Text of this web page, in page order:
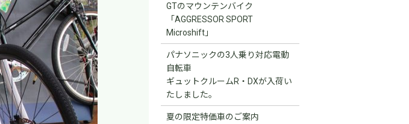
GTのマウンテンバイク
「AGGRESSOR SPORT
Microshift」
パナソニックの3人乗り対応電動
自転車
ギュットクルームR・DXが入荷い
たしました。
夏の限定特価車のご案内